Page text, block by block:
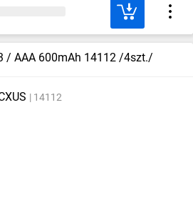
/ AAA 600mAh 14112 /4szt./
14112